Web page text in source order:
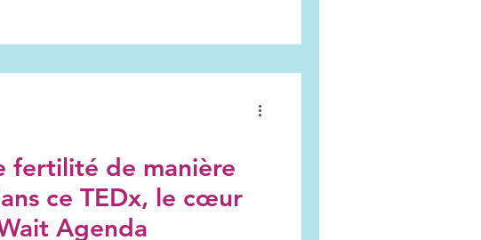
fertilité de manière
ce TEDx, le cœur
Agenda